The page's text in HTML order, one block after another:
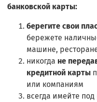
банковской карты:
берегите свои
бережете
машине,
никогда не
кредитной карты
или компаниям
всегда имейте